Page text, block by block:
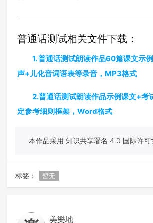
普通话测试相关文件下载：
1. 普通话测试朗读作品60篇课文示
声+儿化音词语表等录音，MP3格式
2.普通话测试朗读作品示例课文+考
定参考细则框架，Word格式
本作品采用 知识共享署名 4.0 国际许可
标签： 暂无
美樂地